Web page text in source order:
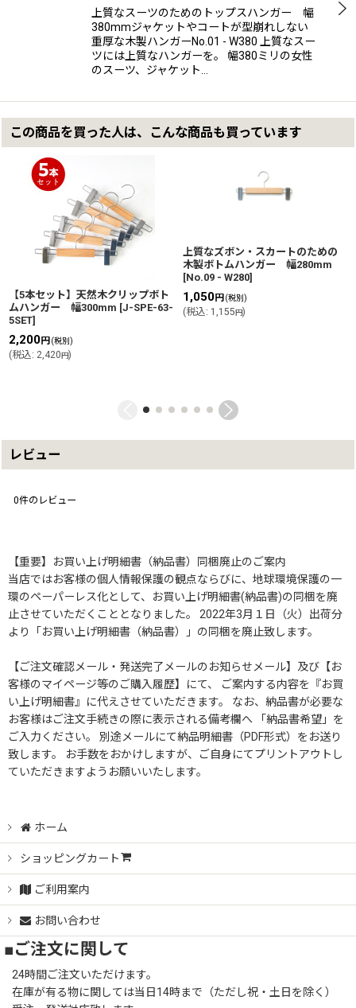
上質なスーツのためのトップスハンガー 幅
380mmジャケットやコートが型崩れしない
重厚な木製ハンガーNo.01 - W380 上質なスー
ツには上質なハンガーを。 幅380ミリの女性
のスーツ、ジャケット…
この商品を買った人は、こんな商品も買っています
【5本セット】天然木クリップボト
ムハンガー 幅300mm [J-SPE-63-
5SET]
2,200円 (税別)
(税込: 2,420円)
上質なズボン・スカートのための
木製ボトムハンガー 幅280mm
[No.09 - W280]
1,050円 (税別)
(税込: 1,155円)
レビュー
0件のレビュー
【重要】お買い上げ明細書（納品書）同梱廃止のご案内
当店ではお客様の個人情報保護の観点ならびに、地球環境保護の一
環のペーパーレス化として、お買い上げ明細書(納品書)の同梱を廃
止させていただくこととなりました。 2022年3月１日（火）出荷分
より「お買い上げ明細書（納品書）」の同梱を廃止致します。
【ご注文確認メール・発送完了メールのお知らせメール】及び【お
客様のマイページ等のご購入履歴】にて、 ご案内する内容を『お買
い上げ明細書』に代えさせていただきます。 なお、納品書が必要な
お客様はご注文手続きの際に表示される備考欄へ 「納品書希望」を
ご入力ください。 別途メールにて納品明細書（PDF形式）をお送り
致します。 お手数をおかけしますが、ご自身にてプリントアウトし
ていただきますようお願いいたします。
ホーム
ショッピングカート
ご利用案内
お問い合わせ
■ご注文に関して
24時間ご注文いただけます。
在庫が有る物に関しては当日14時まで（ただし祝・土日を除く）